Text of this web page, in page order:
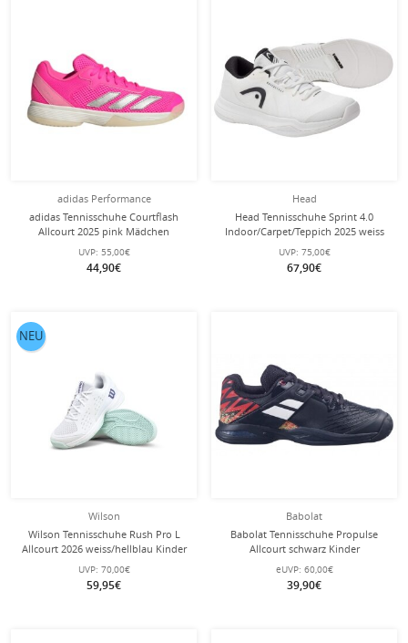
adidas Performance
adidas Tennisschuhe Courtflash
Allcourt 2025 pink Mädchen
UVP: 55,00€
44,90€
Head
Head Tennisschuhe Sprint 4.0
Indoor/Carpet/Teppich 2025 weiss
Kinder
UVP: 75,00€
67,90€
Wilson
Wilson Tennisschuhe Rush Pro L
Allcourt 2026 weiss/hellblau Kinder
UVP: 70,00€
59,95€
NEU
Babolat
Babolat Tennisschuhe Propulse
Allcourt schwarz Kinder
eUVP: 60,00€
39,90€